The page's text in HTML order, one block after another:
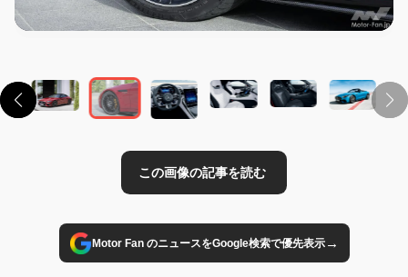
Motor Fan のニュースをGoogle検索で優先表示→